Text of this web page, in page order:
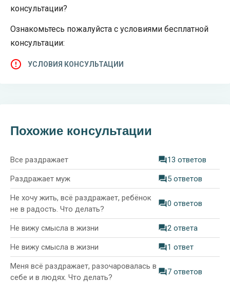
консультации?
Ознакомьтесь пожалуйста с условиями бесплатной
консультации:
УСЛОВИЯ КОНСУЛЬТАЦИИ
Похожие консультации
Все раздражает 13 ответов
Раздражает муж 5 ответов
Не хочу жить, всё раздражает, ребёнок
не в радость. Что делать?
0 ответов
Не вижу смысла в жизни 2 ответа
Не вижу смысла в жизни 1 ответ
Меня всё раздражает, разочаровалась в
себе и в людях. Что делать?
7 ответов